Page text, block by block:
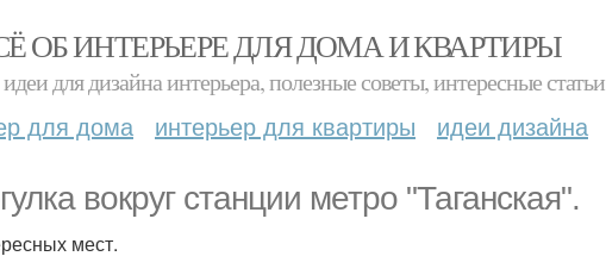
ОБ ИНТЕРЬЕРЕ ДЛЯ ДОМА И КВАРТИРЫ
для дизайна интерьера, полезные советы, интересные статьи
для дома интерьер для квартиры идеи дизайна
вокруг станции метро "Таганская".
мест.